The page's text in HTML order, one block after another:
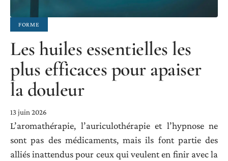
FORME
Les huiles essentielles les
plus efficaces pour apaiser
la douleur
13 juin 2026
L’aromathérapie, l’auriculothérapie et l’hypnose ne
sont pas des médicaments, mais ils font partie des
alliés inattendus pour ceux qui veulent en finir avec la